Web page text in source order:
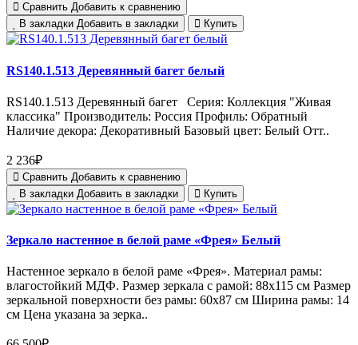
Сравнить Добавить к сравнению
В закладки Добавить в закладки Купить
RS140.1.513 Деревянный багет белый
RS140.1.513 Деревянный багет Серия: Коллекция "Живая
классика" Производитель: Россия Профиль: Обратный
Наличие декора: Декоративный Базовый цвет: Белый Отт..
2 236₽
Сравнить Добавить к сравнению
В закладки Добавить в закладки Купить
Зеркало настенное в белой раме «Фрея» Белый
Настенное зеркало в белой раме «Фрея». Материал рамы:
влагостойкий МДФ. Размер зеркала с рамой: 88х115 см Размер
зеркальной поверхности без рамы: 60х87 см Ширина рамы: 14
см Цена указана за зерка..